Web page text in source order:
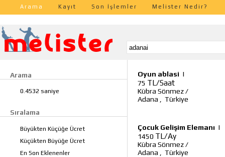
Arama Kayıt Son İşlemler Melister Nedir?
Arama
0.4532 saniye
Sıralama
Büyükten Küçüğe Ücret
Küçükten Büyüğe Ücret
En Son Eklenenler
Oyun ablasi |
75 TL/Saat
Kübra Sönmez/
Adana
Türkiye
Çocuk Gelişim Elemanı |
1450 TL/Ay
Kübra Sönmez/
Adana
Türkiye